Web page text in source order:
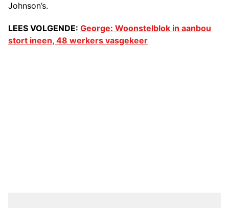
Johnson’s.
LEES VOLGENDE: George: Woonstelblok in aanbou
stort ineen, 48 werkers vasgekeer